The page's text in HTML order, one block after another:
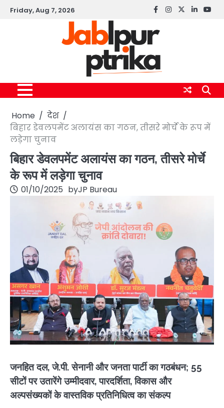
SkipFriday, Aug 7, 2026 Facebook
instagram
twitterlinkedin
Home
देश
बिहार डेवलपमेंट अलायंस का गठन, तीसरे मोर्चे के रूप में
लड़ेगा चुनाव
बिहार डेवलपमेंट अलायंस का गठन, तीसरे मोर्चे
के रूप में लड़ेगा चुनाव
01/10/2025 byJP Bureau
जनहित दल, जे.पी. सेनानी और जनता पार्टी का गठबंधन; 55
सीटों पर उतारेंगे उम्मीदवार, पारदर्शिता, विकास और
अल्पसंख्यकों के वास्तविक प्रतिनिधित्व का संकल्प